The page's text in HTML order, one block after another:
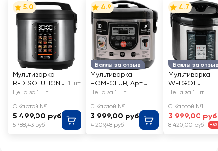
5.0
Мультиварка
RED SOLUTION
электронная
860Вт, Арт.
M4100
1 шт
Цена за 1 шт
С Картой №1
5 499,00 руб
5 788,43 руб
Баллы за отзыв
4.9
Мультиварка
HOMECLUB, Арт.
MC-12
Цена за 1 шт
С Картой №1
3 999,00 руб
4 209,48 руб
Баллы за отзыв
4.7
Мультиварка
WELGOT
керамическая
программ, Арт.
MUM3
Цена за 1 шт
С Картой №1
3 999,00 руб
8 420,00 руб -